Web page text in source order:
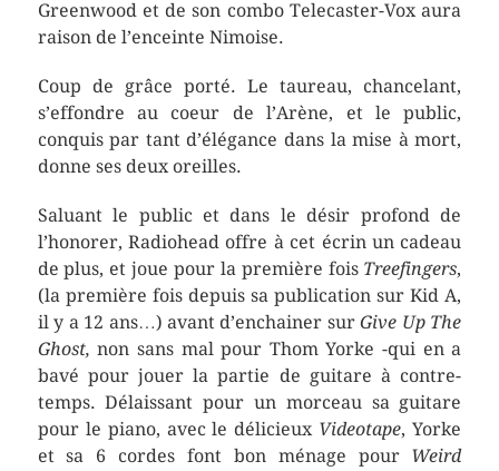
Greenwood et de son combo Telecaster-Vox aura
raison de l’enceinte Nimoise.
Coup de grâce porté. Le taureau, chancelant,
s’effondre au coeur de l’Arène, et le public,
conquis par tant d’élégance dans la mise à mort,
donne ses deux oreilles.
Saluant le public et dans le désir profond de
l’honorer, Radiohead offre à cet écrin un cadeau
de plus, et joue pour la première fois Treefingers,
(la première fois depuis sa publication sur Kid A,
il y a 12 ans…) avant d’enchainer surGive Up The
Ghost, non sans mal pour Thom Yorke -qui en a
bavé pour jouer la partie de guitare à contre-
temps. Délaissant pour un morceau sa guitare
pour le piano, avec le délicieux Videotape, Yorke
et sa 6 cordes font bon ménage pour Weird